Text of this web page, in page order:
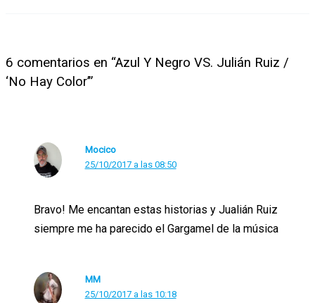
6 comentarios en “Azul Y Negro VS. Julián Ruiz /
‘No Hay Color’”
Mocico
25/10/2017 a las 08:50
Bravo! Me encantan estas historias y Jualián Ruiz
siempre me ha parecido el Gargamel de la música
MM
25/10/2017 a las 10:18